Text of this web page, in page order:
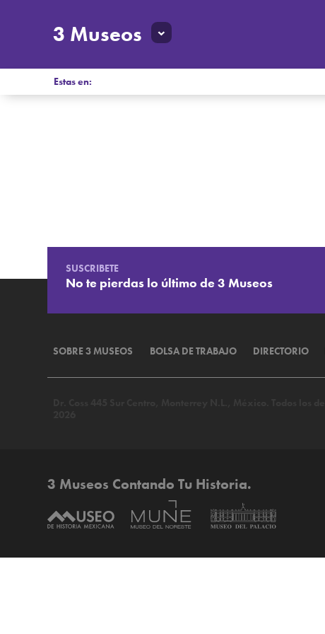
3 Museos
Estas en:
SUSCRIBETE
No te pierdas lo último de 3 Museos
SOBRE 3 MUSEOS BOLSA DE TRABAJO DIRECTORIO
3 Museos Contando Tu Historia.